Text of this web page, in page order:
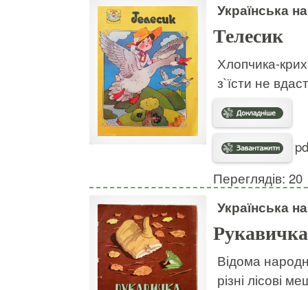
Українська
Телесик
Хлопчика-
з`їсти не
Переглядів: 20
Українська
Рукавичка
Відома
різні лісові